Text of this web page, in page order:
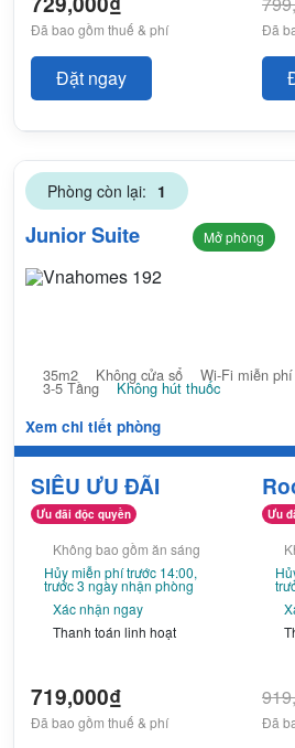
Đã bao gồm thuế & phí
Đặt ngay
Đã
Phòng còn lại: 1
Junior Suite Mở phòng
35m2 Không cửa sổ Wi-Fi miễn phí
3-5 Tầng
Không hút thuốc
Xem chi tiết phòng
SIÊU ƯU ĐÃI
Ưu đãi độc quyền
Không bao gồm ăn sáng
Hủy miễn phí trước 14:00,
trước 3 ngày nhận phòng
Xác nhận ngay
Thanh toán linh hoạt
719,000₫
Đã bao gồm thuế & phí
Ưu
Đã